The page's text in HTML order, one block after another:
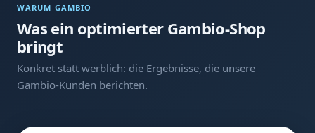
WARUM GAMBIO
Was ein optimierter Gambio-Shop
bringt
Konkret statt werblich: die Ergebnisse, die unsere
Gambio-Kunden berichten.